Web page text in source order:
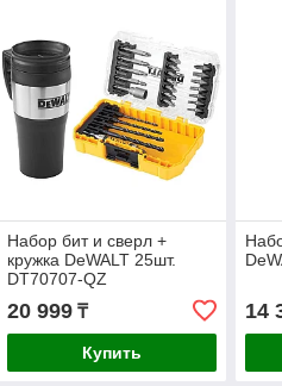
Набор бит и сверл +
кружка DeWALT 25шт.
DT70707-QZ
20 999₸
Купить
14